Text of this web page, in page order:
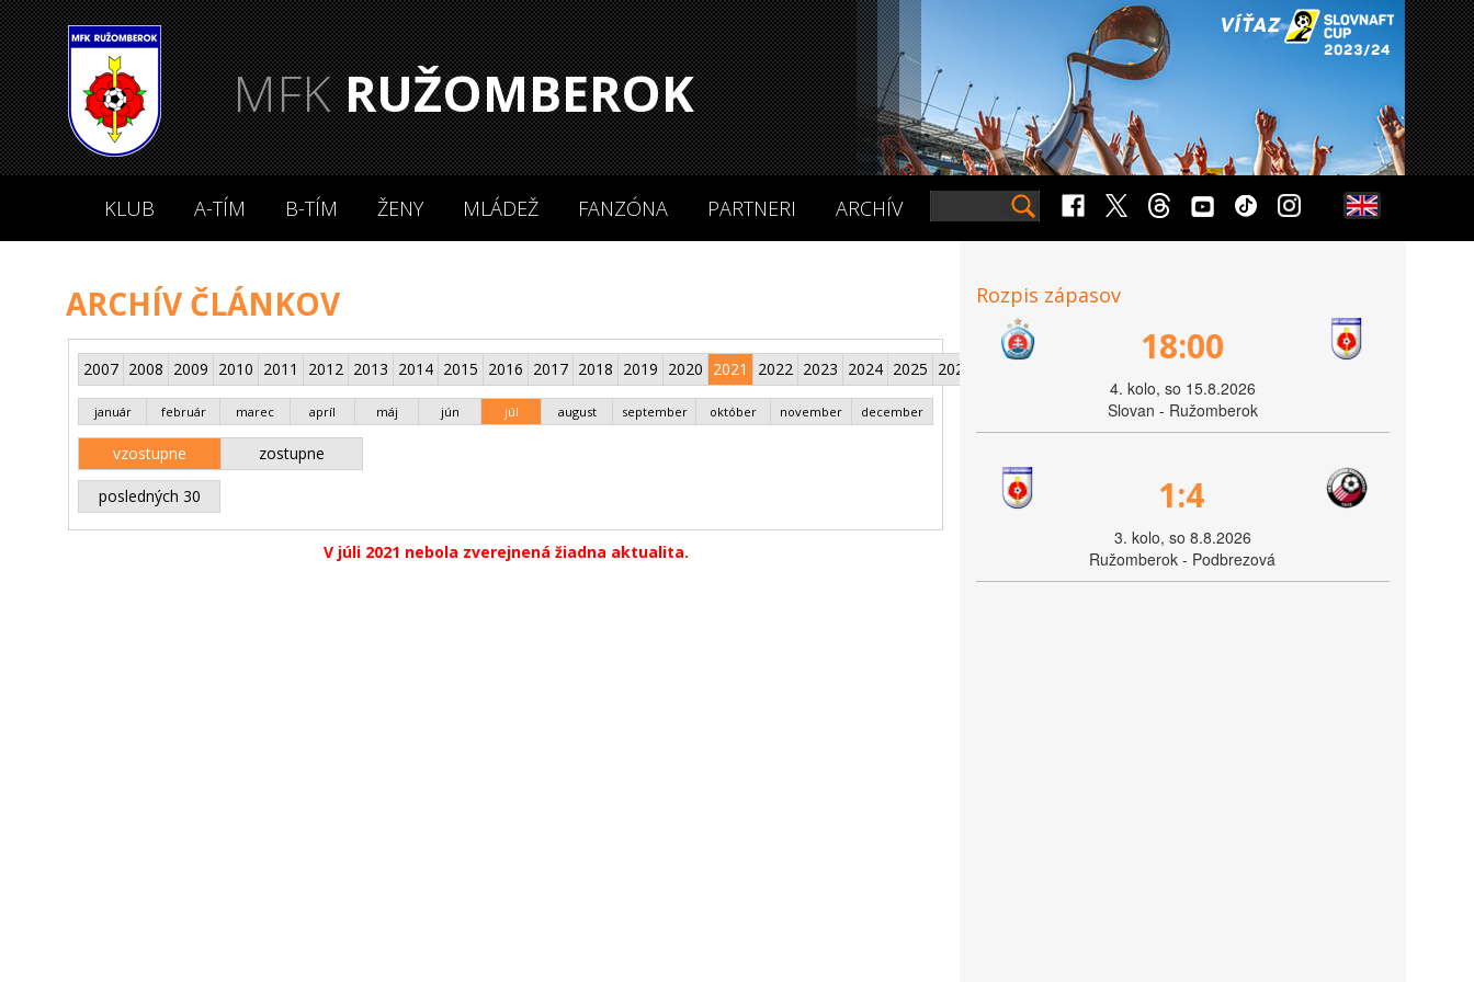
MFKRUŽOMBEROK
KLUB A-TÍM B-TÍM ŽENY MLÁDEŽ FANZÓNA PARTNERI ARCHÍV
ARCHÍV ČLÁNKOV
2007 2008 2009 2010 2011 2012 2013 2014 2015 2016 2017 2018 2019 2020 2021 2022 2023 2024 2025 2026
január február marec apríl máj jún júl august september október november december
vzostupne zostupne
posledných 30
V júli 2021 nebola zverejnená žiadna aktualita.
Rozpis zápasov
18:00
4. kolo, so 15.8.2026
Slovan - Ružomberok
1:4
3. kolo, so 8.8.2026
Ružomberok - Podbrezová